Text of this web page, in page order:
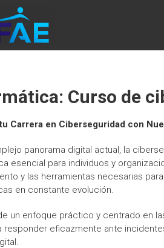
Curso de
tu Carrera en Ciberseguridad con
panorama digital actual, la
esencial para individuos y
y las herramientas necesarias para
en constante evolución.
un enfoque práctico y centrado en
responder eficazmente ante